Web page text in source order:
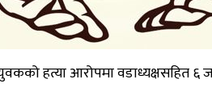
हत्या आरोपमा वडाध्यक्षसहित ६